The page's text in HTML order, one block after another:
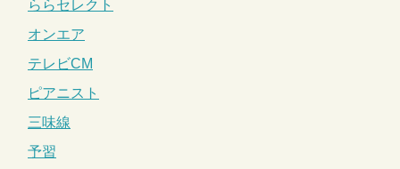
ららセレクト
オンエア
テレビCM
ピアニスト
三味線
予習